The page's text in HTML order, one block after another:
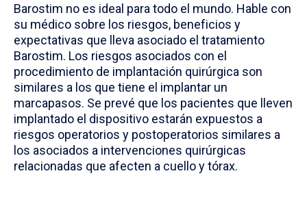
Barostim no es ideal para todo el mundo. Hable con
su médico sobre los riesgos, beneficios y
expectativas que lleva asociado el tratamiento
Barostim. Los riesgos asociados con el
procedimiento de implantación quirúrgica son
similares a los que tiene el implantar un
marcapasos. Se prevé que los pacientes que lleven
implantado el dispositivo estarán expuestos a
riesgos operatorios y postoperatorios similares a
los asociados a intervenciones quirúrgicas
relacionadas que afecten a cuello y tórax.